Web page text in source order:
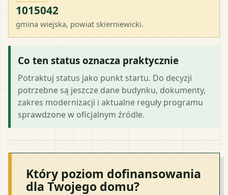
1015042
gmina wiejska, powiat skierniewicki.
Co ten status oznacza praktycznie
Potraktuj status jako punkt startu. Do decyzji
potrzebne są jeszcze dane budynku, dokumenty,
zakres modernizacji i aktualne reguły programu
sprawdzone w oficjalnym źródle.
Który poziom dofinansowania
dla Twojego domu?